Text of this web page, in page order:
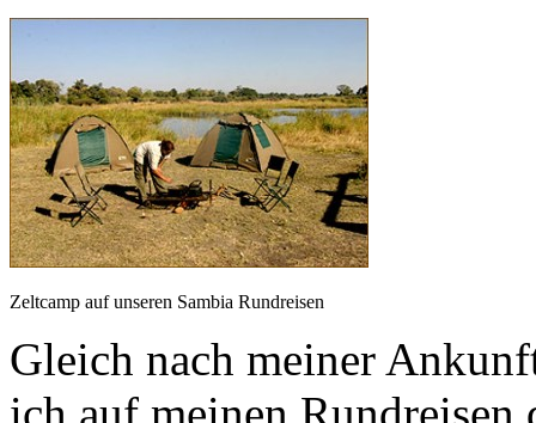
Zeltcamp auf unseren Sambia Rundreisen
Gleich nach meiner